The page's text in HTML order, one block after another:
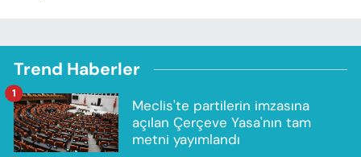
Trend Haberler
Meclis'te partilerin imzasına
açılan Çerçeve Yasa'nın tam
metni yayımlandı
1